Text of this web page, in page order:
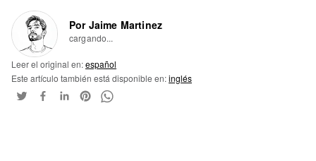
Por Jaime Martinez
cargando...
Leer el original en:español
Este artículo también está disponible en:inglés